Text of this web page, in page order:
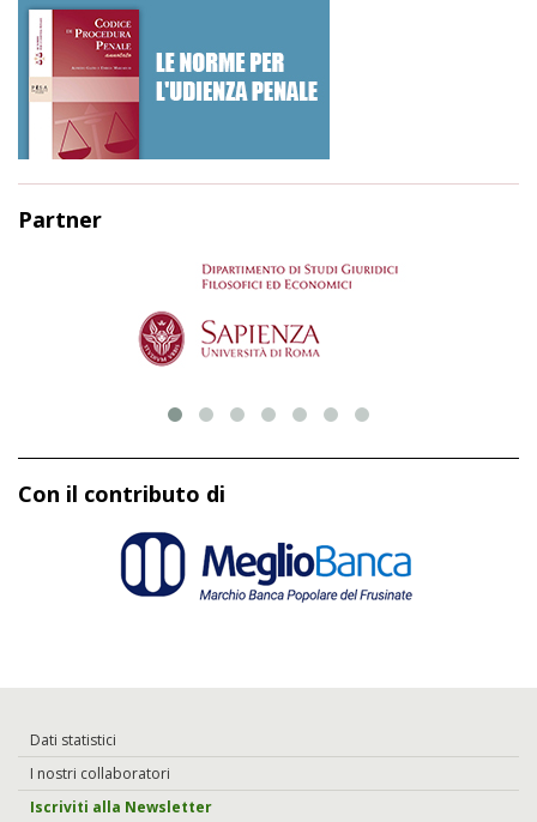
Partner
Con il contributo di
Dati statistici
I nostri collaboratori
Iscriviti alla Newsletter